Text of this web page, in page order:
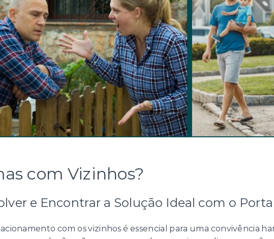
com Vizinhos?
e Encontrar a Solução Ideal com o
com os vizinhos é essencial para uma convivência